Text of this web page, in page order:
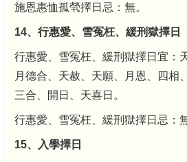
施恩惠恤孤煢擇日忌：無。
14、行惠愛、雪冤枉、緩刑獄擇日
行惠愛、雪冤枉、緩刑獄擇日宜：
月德合、天赦、天願、月恩、四相
三合、開日、天喜日。
行惠愛、雪冤枉、緩刑獄擇日忌：無
15、入學擇日